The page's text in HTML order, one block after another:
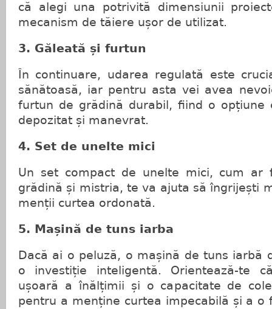
că alegi una potrivită dimensiunii
mecanism de tăiere ușor de utilizat.
3. Găleată și furtun
În continuare, udarea regulată este
sănătoasă, iar pentru asta vei avea
furtun de grădină durabil, fiind o opțiune
depozitat și manevrat.
4. Set de unelte mici
Un set compact de unelte mici, cum ar
grădină și mistria, te va ajuta să îngrijești
menții curtea ordonată.
5. Mașină de tuns iarba
Dacă ai o peluză, o mașină de tuns iarbă
o investiție inteligentă. Orientează-te
ușoară a înălțimii și o capacitate de
pentru a menține curtea impecabilă și a o